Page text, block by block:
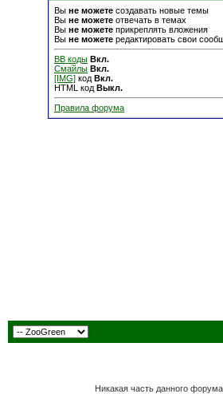
Вы не можете создавать новые темы
Вы не можете отвечать в темах
Вы не можете прикреплять вложения
Вы не можете редактировать свои
BB коды Вкл.
Смайлы Вкл.
[IMG] код Вкл.
HTML код Выкл.
Правила форума
Никакая часть данного